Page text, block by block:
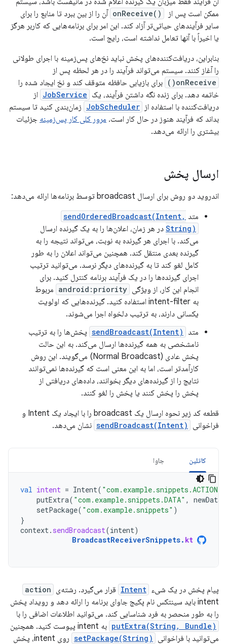
ممکن است پس از
onReceive() ‎ آن را از بین ببرد تا منابع را برای
سایر فرآیندهای حیاتی‌تر آزاد کند. این امر برای برنامه‌هایی که کاربر هرگز
یا اخیراً با آنها تعامل نداشته است، رایج است.
بنابراین، دریافت‌کننده‌های پخش نباید نخ‌های پس‌زمینه با اجرای طولانی
را آغاز کنند. سیستم می‌تواند فرآیند را در هر لحظه پس از
onReceive()
برای بازیابی حافظه متوقف کند و نخ ایجاد شده را
خاتمه دهد. برای زنده نگه داشتن فرآیند، یک JobService از
دریافت‌کننده با استفاده از JobScheduler زمان‌بندی کنید تا سیستم
بداند که فرآیند هنوز در حال کار است. مرور کلی کار پس‌زمینه جزئیات
بیشتری را ارائه می‌دهد.
ارسال پخش
اندروید دو روش برای ارسال broadcast توسط برنامه‌ها ارائه می‌دهد:
متد sendOrderedBroadcast(Intent,
String) در هر زمان، اعلان‌ها را به یک گیرنده ارسال
می‌کند. با اجرای هر گیرنده به نوبت، می‌تواند نتیجه را به
گیرنده بعدی منتقل کند. همچنین می‌تواند اعلان را به طور
کامل لغو کند تا به گیرنده‌های دیگر نرسد. می‌توانید ترتیب
اجرای گیرنده‌ها را در یک فرآیند برنامه کنترل کنید. برای
انجام این کار، از ویژگی android:priority مربوط
به intent-filter استفاده کنید. گیرنده‌هایی که اولویت
یکسانی دارند، به ترتیب دلخواه اجرا می‌شوند.
متد
sendBroadcast(Intent) پخش‌ها را به ترتیب
نامشخصی به همه گیرنده‌ها ارسال می‌کند. به این حالت
پخش عادی (Normal Broadcast) می‌گویند. این روش
کارآمدتر است، اما به این معنی است که گیرنده‌ها نمی‌توانند
نتایج را از گیرنده‌های دیگر بخوانند، داده‌های دریافتی از
پخش را پخش کنند یا پخش را لغو کنند.
قطعه کد زیر نحوه ارسال یک broadcast را با ایجاد یک Intent و
فراخوانی
sendBroadcast(Intent) نشان می‌دهد.
کاتلین جاوا
val intent = Intent(
putExtra( "com.example.snippets.DATA" , newData
setPackage( "com.example.snippets" )
}
context. sendBroadcast(intent)
BroadcastReceiverSnippets. kt
پیام پخش در یک شیء Intent قرار می‌گیرد. رشته‌ی action
intent باید سینتکس نام پکیج جاوای برنامه را ارائه دهد و رویداد پخش
را به طور منحصر به فرد شناسایی کند. می‌توانید اطلاعات اضافی را با
putExtra(String, Bundle)
به intent پیوست کنید. همچنین
می‌توانید با فراخوانی
setPackage(String)
روی intent، پخش